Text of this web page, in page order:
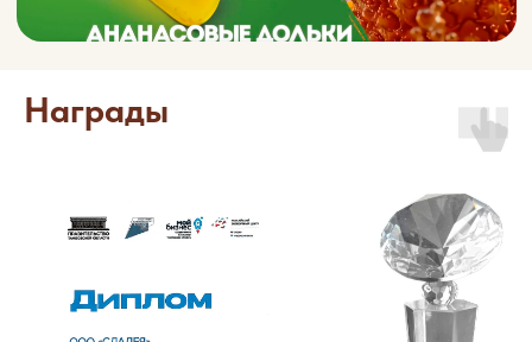
Награды
Наша фабрика сотрудничает с
партнерами во многих регионах
Мы практикуем индивидуальный
подход к каждому клиенту, но с
соблюдением единой ценовой
при реализации продукции нашей
фабрики.
гарантирована маркетинговая
поддержка и высокий уровень сервиса